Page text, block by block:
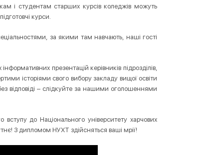
і студентам старших курсів коледжів можуть
курси.
за якими там навчають, наші гості
презентацій керівників підрозділів,
історіями свого вибору закладу вищої освіти
відповіді – слідкуйте за нашими оголошеннями
до Національного університету харчових
З дипломом НУХТ здійсняться ваші мрії!